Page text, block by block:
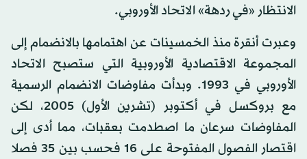
الانتظار «في ردهة» الاتحاد الأوروبي.
وعبرت أنقرة منذ الخمسينات عن اهتمامها بالانضمام إلى
المجموعة الاقتصادية الأوروبية التي ستصبح الاتحاد
الأوروبي في 1993. وبدأت مفاوضات الانضمام الرسمية
مع بروكسل في أكتوبر (تشرين الأول) 2005، لكن
المفاوضات سرعان ما اصطدمت بعقبات، مما أدى إلى
اقتصار الفصول المفتوحة على 16 فحسب بين 35 فصلا